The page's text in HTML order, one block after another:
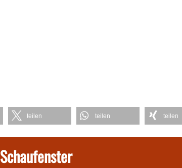
teilen teilen teilen
Schaufenster